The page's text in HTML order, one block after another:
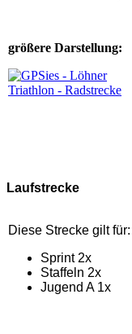
größere Darstellung:
Laufstrecke
Diese Strecke gilt für:
Sprint 2x
Staffeln 2x
Jugend A 1x